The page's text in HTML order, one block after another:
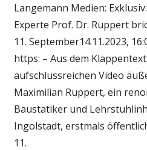
Wirtschaft
Wissenschaft
Langemann Medien:
Experte Prof. Dr. Ruppert
11. September14.11.2023,
https: – Aus dem
aufschlussreichen Video
Maximilian Ruppert, ein
Baustatiker und
Ingolstadt, erstmals
11.